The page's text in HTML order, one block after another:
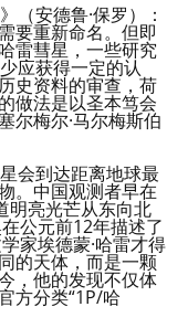
（安德鲁·保罗）：
要重新命名。但即
雷彗星，一些研究
应获得一定的认
史资料的审查，荷
做法是以圣本笃会
尔梅尔·马尔梅斯伯
会到达距离地球最
。中国观测者早在
明亮光芒从东向北
公元前12年描述了
家埃德蒙·哈雷才得
的天体，而是一颗
，他的发现不仅体
方分类“1P/哈